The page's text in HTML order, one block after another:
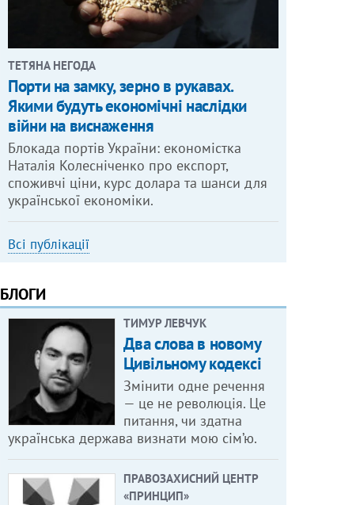
ТЕТЯНА НЕГОДА
Порти на замку, зерно в рукавах.
Якими будуть економічні наслідки
війни на виснаження
Блокада портів України: економістка
Наталія Колесніченко про експорт,
споживчі ціни, курс долара та шанси для
української економіки.
Всі публікації
БЛОГИ
ТИМУР ЛЕВЧУК
Два слова в новому
Цивільному кодексі
Змінити одне речення
— це не революція. Це
питання, чи здатна
українська держава визнати мою сім’ю.
ПРАВОЗАХИСНИЙ ЦЕНТР
«ПРИНЦИП»